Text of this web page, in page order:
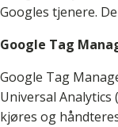
Googles tjenere.
Google Tag
Google Tag
Universal
kjøres og